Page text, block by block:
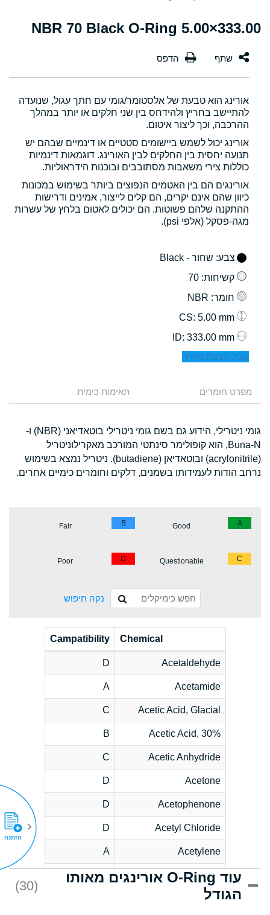
333.00×5.00 NBR 70 Black O-Ring
אורינג הוא טבעת של אלסטומר/גומי עם חתך עגול, שנועדה
להתיישב בחריץ ולהידחס בין שני חלקים או יותר במהלך
ההרכבה, וכך ליצור איטום.
אורינג יכול לשמש ביישומים סטטיים או דינמיים שבהם יש
תנועה יחסית בין החלקים לבין האורינג. דוגמאות דינמיות
כוללות צירי משאבות מסתובבים ובוכנות הידראוליות.
אורינגים הם בין האטמים הנפוצים ביותר בשימוש במכונות
כיוון שהם אינם יקרים, הם קלים לייצור, אמינים ודרישות
ההתקנה שלהם פשוטות. הם יכולים לאטום בלחץ של עשרות
מגה-פסקל (אלפי psi).
צבע: שחור - Black
קשיחות: 70
חומר: NBR
: 5.00 mm
: 333.00 mm
קבל הצעת מחיר
מפרט חומרים תאימות כימית
גומי ניטרילי, הידוע גם בשם גומי ניטרילי בוטאדיאני (NBR) ו-
Buna-N, הוא קופולימר סינתטי המורכב מאקרילוניטריל
(acrylonitrile) ובוטאדיאן (butadiene). ניטריל נמצא בשימוש
נרחב הודות לעמידותו בשמנים, דלקים וחומרים כימיים אחרים.
A
Good
B
Fair
C
Questionable
D
Poor
נקה חיפוש
Chemical
Campatibility
Acetaldehyde
D
Acetamide
A
Acetic Acid, Glacial
C
Acetic Acid, 30%
B
Acetic Anhydride
C
Acetone
D
Acetophenone
D
Acetyl Chloride
D
Acetylene
A
Acrlylonitrile
D
Adipic Acid
עוד O-Ring אורינגים מאותו
הגודל
(30)
הזמנה